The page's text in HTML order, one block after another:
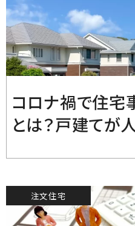
2021.10.12
コロナ禍で住宅
とは？戸建てが
注文住宅